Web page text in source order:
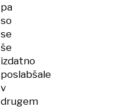
pa
so
se
še
izdatno
poslabšale
v
drugem